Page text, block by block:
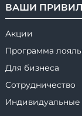
ВАШИ
Акции
Программа
Для бизнеса
Сотрудничество